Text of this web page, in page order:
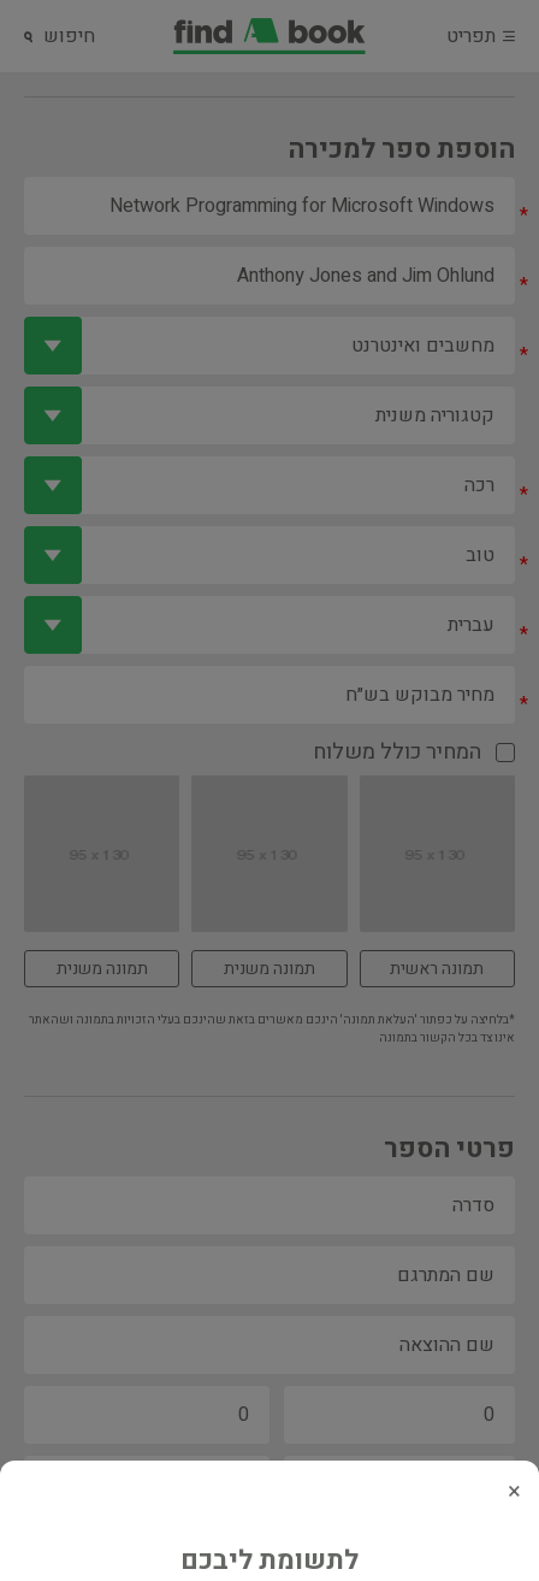
תפריט חיפוש
הוספת ספר למכירה
*
*
*
*
*
*
*
המחיר כולל משלוח
תמונה ראשית תמונה משנית תמונה משנית
*בלחיצה על כפתור 'העלאת תמונה' הינכם מאשרים בזאת שהינכם בעלי הזכויות בתמונה ושהאתר
אינו צד בכל הקשור בתמונה
פרטי הספר
×
לתשומת ליבכם